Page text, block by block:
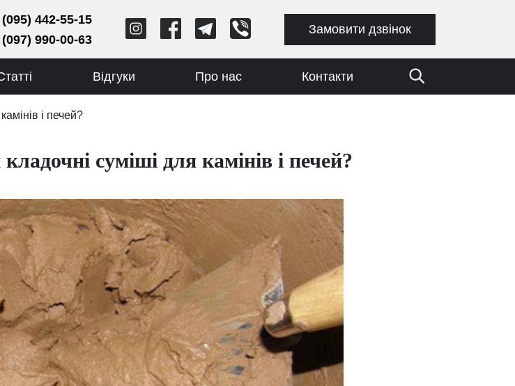
442-55-15
990-00-63
Замовити дзвінок
Відгуки Про нас Контакти
і печей?
суміші для камінів і печей?